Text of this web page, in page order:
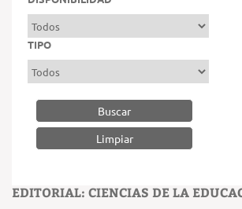
TIPO
Buscar
EDITORIAL: CIENCIAS DE LA